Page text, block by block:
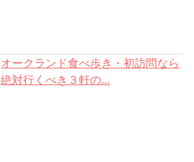
オークランド食べ歩き・初訪問なら
絶対行くべき３軒の...